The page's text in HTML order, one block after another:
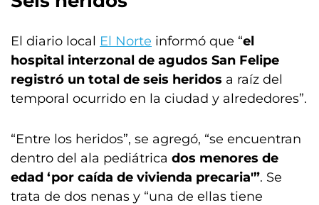
El diario local El Norte informó que “el
hospital interzonal de agudos San Felipe
registró un total de seis heridos a raíz del
temporal ocurrido en la ciudad y alrededores”.
“Entre los heridos”, se agregó, “se encuentran
dentro del ala pediátrica dos menores de
edad ‘por caída de vivienda precaria'”. Se
trata de dos nenas y “una de ellas tiene